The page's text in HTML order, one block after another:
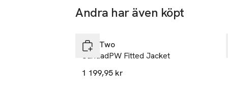
Andra har även köpt
Part Two
CaridadPW Fitted Jacket
1 199,95 kr